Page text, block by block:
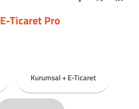
E-Ticaret Pro
Kurumsal + E-Ticaret